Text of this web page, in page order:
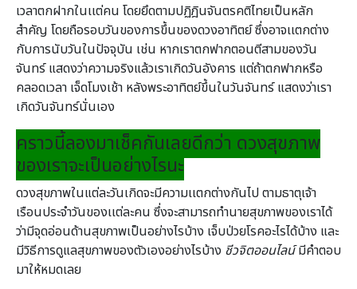
เวลาตกฝากในเเต่คน โดยยึดตามปฏิฎินจันตรคติไทยเป็นหลัก
สำคัญ โดยถือรอบวันของการขึ้นของดวงอาทิตย์ ซึ่งอาจเเตกต่าง
กับการนับวันในปัจจุบัน เช่น หากเราตกฟากตอนตีสามของวัน
จันทร์ แสดงว่าความจริงแล้วเราเกิดวันอังคาร แต่ถ้าตกฟากหรือ
คลอดเวลา เจ็ดโมงเช้า หลังพระอาทิตย์ขึ้นในวันจันทร์ แสดงว่าเรา
เกิดวันจันทร์นั่นเอง
คราวนี้ลองมาเช็คกันเลยดีกว่า ดวงสุขภาพ
ของเราจะเป็นอย่างไรนะ
ดวงสุขภาพในแต่ละวันเกิดจะมีความเเตกต่างกันไป ตามธาตุเจ้า
เรือนประจำวันของเเต่ละคน ซึ่งจะสามารถทำนายสุขภาพของเราได้
ว่ามีจุดอ่อนด้านสุขภาพเป็นอย่างไรบ้าง เจ็บป่วยโรคอะไรได้บ้าง และ
มีวิธีการดูแลสุขภาพของตัวเองอย่างไรบ้าง ชีวจิตออนไลน์มีคำตอบ
มาให้หมดเลย